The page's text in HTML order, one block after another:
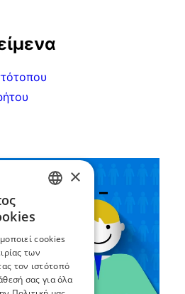
ΣEEN –
×
cookies
των
τον ιστότοπό
σας για όλα